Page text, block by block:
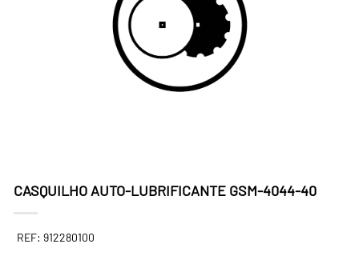
CASQUILHO AUTO-LUBRIFICANTE GSM-4044-40
REF: 912280100